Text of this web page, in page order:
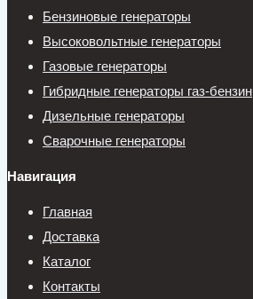
Бензиновые генераторы
Высоковольтные генераторы
Газовые генераторы
Гибридные генераторы газ-бензин
Дизельные генераторы
Сварочные генераторы
Навигация
Главная
Доставка
Каталог
Контакты